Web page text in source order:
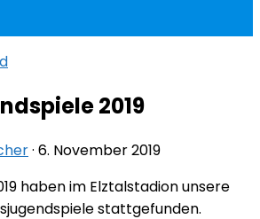
2019
· 6. November 2019
haben im Elztalstadion unsere
stattgefunden.